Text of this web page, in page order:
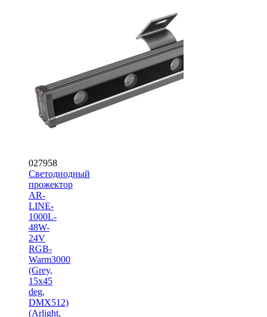
027958
Светодиодный
прожектор
AR-
LINE-
1000L-
48W-
24V
RGB-
Warm3000
(Grey,
15x45
deg,
DMX512)
(Arlight,